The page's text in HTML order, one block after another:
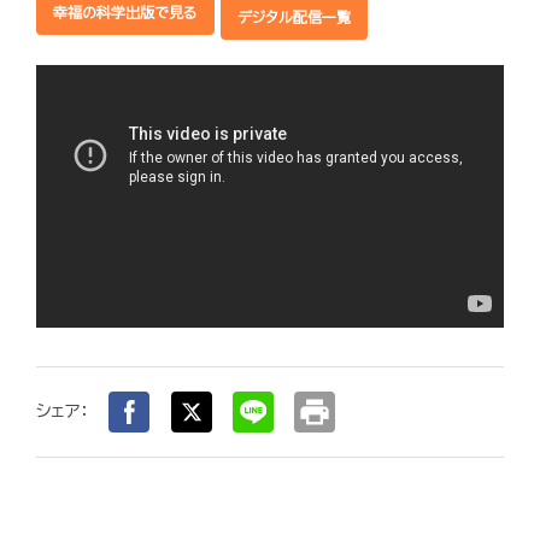
幸福の科学出版で見る デジタル配信一覧
シェア： print